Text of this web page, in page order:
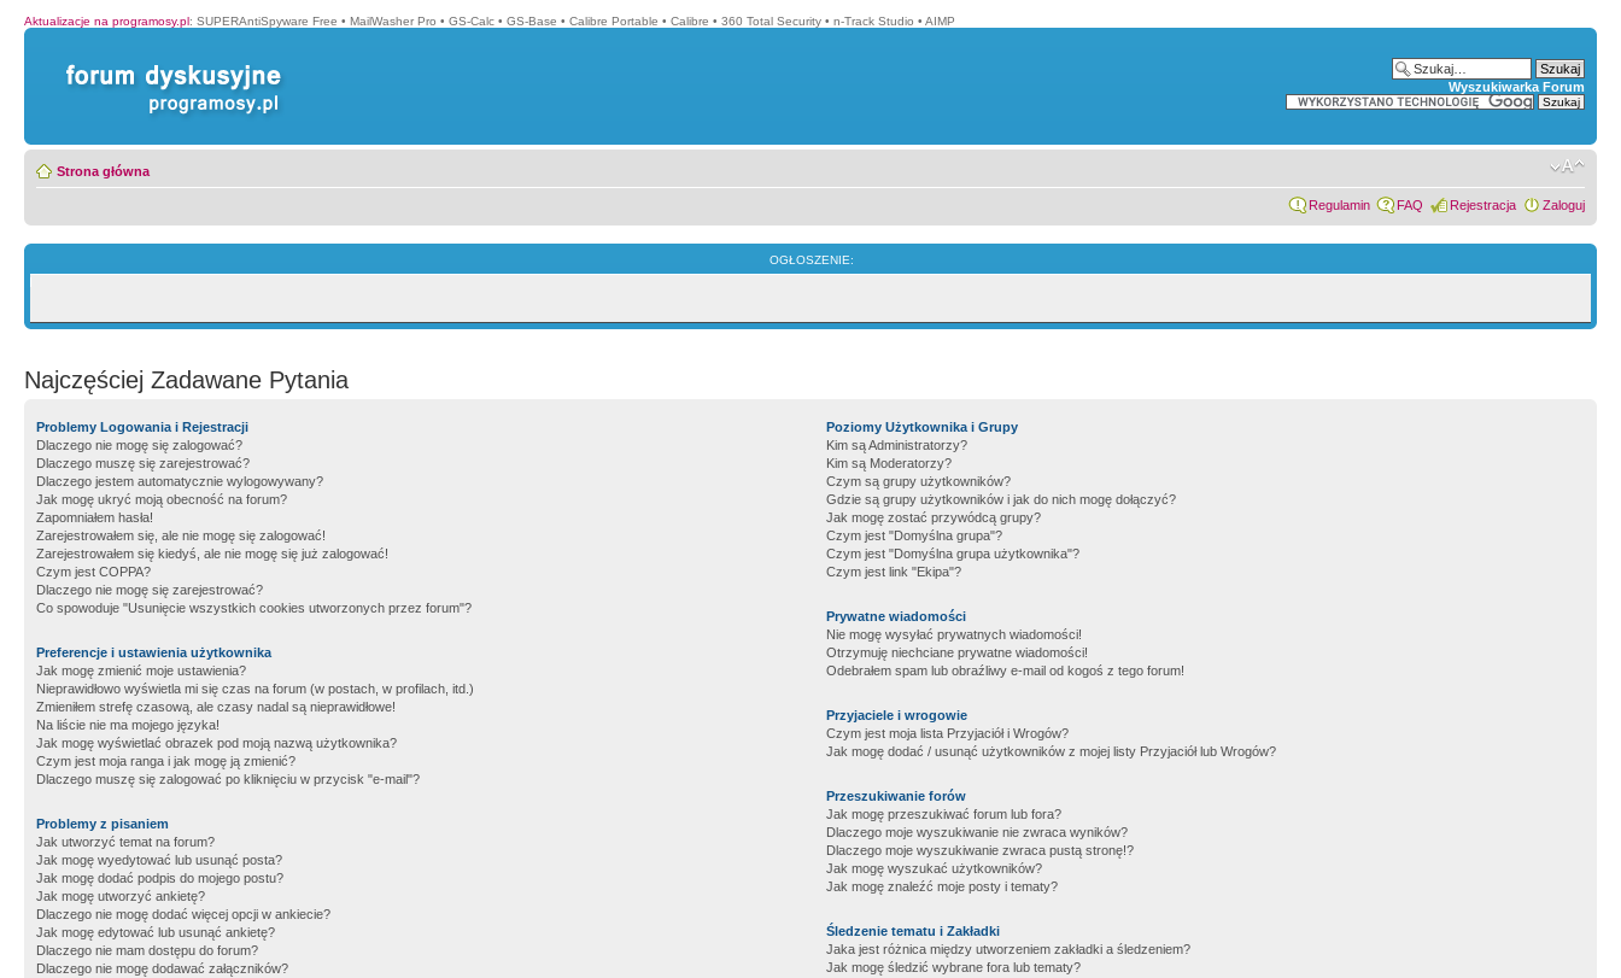
Aktualizacje na programosy.pl: SUPERAntiSpyware Free • MailWasher Pro • GS-Calc • GS-Base • Calibre Portable • Calibre • 360 Total Security • n-Track Studio • AIMP
Wyszukiwarka Forum
Strona główna
Regulamin FAQ Rejestracja Zaloguj
OGŁOSZENIE:
Najczęściej Zadawane Pytania
Problemy Logowania i Rejestracji
Dlaczego nie mogę się zalogować?
Dlaczego muszę się zarejestrować?
Dlaczego jestem automatycznie wylogowywany?
Jak mogę ukryć moją obecność na forum?
Zapomniałem hasła!
Zarejestrowałem się, ale nie mogę się zalogować!
Zarejestrowałem się kiedyś, ale nie mogę się już zalogować!
Czym jest COPPA?
Dlaczego nie mogę się zarejestrować?
Co spowoduje "Usunięcie wszystkich cookies utworzonych przez forum"?
Preferencje i ustawienia użytkownika
Jak mogę zmienić moje ustawienia?
Nieprawidłowo wyświetla mi się czas na forum (w postach, w profilach, itd.)
Zmieniłem strefę czasową, ale czasy nadal są nieprawidłowe!
Na liście nie ma mojego języka!
Jak mogę wyświetlać obrazek pod moją nazwą użytkownika?
Czym jest moja ranga i jak mogę ją zmienić?
Dlaczego muszę się zalogować po kliknięciu w przycisk "e-mail"?
Problemy z pisaniem
Jak utworzyć temat na forum?
Jak mogę wyedytować lub usunąć posta?
Jak mogę dodać podpis do mojego postu?
Jak mogę utworzyć ankietę?
Dlaczego nie mogę dodać więcej opcji w ankiecie?
Jak mogę edytować lub usunąć ankietę?
Dlaczego nie mam dostępu do forum?
Dlaczego nie mogę dodawać załączników?
Poziomy Użytkownika i Grupy
Kim są Administratorzy?
Kim są Moderatorzy?
Czym są grupy użytkowników?
Gdzie są grupy użytkowników i jak do nich mogę dołączyć?
Jak mogę zostać przywódcą grupy?
Czym jest "Domyślna grupa"?
Czym jest "Domyślna grupa użytkownika"?
Czym jest link "Ekipa"?
Prywatne wiadomości
Nie mogę wysyłać prywatnych wiadomości!
Otrzymuję niechciane prywatne wiadomości!
Odebrałem spam lub obraźliwy e-mail od kogoś z tego forum!
Przyjaciele i wrogowie
Czym jest moja lista Przyjaciół i Wrogów?
Jak mogę dodać / usunąć użytkowników z mojej listy Przyjaciół lub Wrogów?
Przeszukiwanie forów
Jak mogę przeszukiwać forum lub fora?
Dlaczego moje wyszukiwanie nie zwraca wyników?
Dlaczego moje wyszukiwanie zwraca pustą stronę!?
Jak mogę wyszukać użytkowników?
Jak mogę znaleźć moje posty i tematy?
Śledzenie tematu i Zakładki
Jaka jest różnica między utworzeniem zakładki a śledzeniem?
Jak mogę śledzić wybrane fora lub tematy?